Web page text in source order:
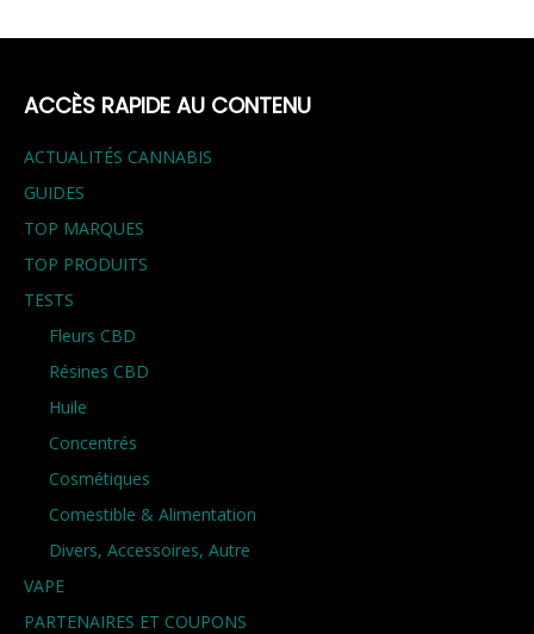
ACCÈS RAPIDE AU CONTENU
ACTUALITÉS CANNABIS
GUIDES
TOP MARQUES
TOP PRODUITS
TESTS
Fleurs CBD
Résines CBD
Huile
Concentrés
Cosmétiques
Comestible & Alimentation
Divers, Accessoires, Autre
VAPE
PARTENAIRES ET COUPONS